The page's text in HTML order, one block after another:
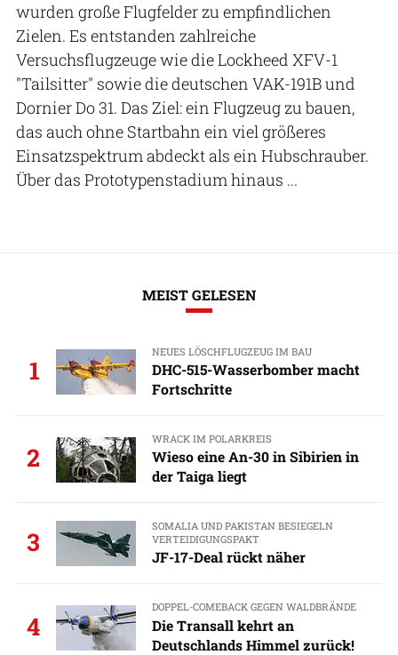
wurden große Flugfelder zu empfindlichen
Zielen. Es entstanden zahlreiche
Versuchsflugzeuge wie die Lockheed XFV-1
"Tailsitter" sowie die deutschen VAK-191B und
Dornier Do 31. Das Ziel: ein Flugzeug zu bauen,
das auch ohne Startbahn ein viel größeres
Einsatzspektrum abdeckt als ein Hubschrauber.
Über das Prototypenstadium hinaus ...
MEIST GELESEN
1
NEUES LÖSCHFLUGZEUG IM BAU
DHC-515-Wasserbomber macht
Fortschritte
2
WRACK IM POLARKREIS
Wieso eine An-30 in Sibirien in
der Taiga liegt
3
SOMALIA UND PAKISTAN BESIEGELN
VERTEIDIGUNGSPAKT
JF-17-Deal rückt näher
4
DOPPEL-COMEBACK GEGEN WALDBRÄNDE
Die Transall kehrt an
Deutschlands Himmel zurück!